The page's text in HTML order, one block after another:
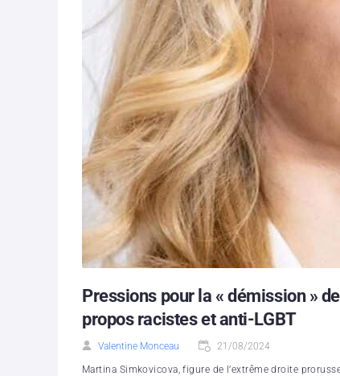
Pressions pour la « démission »
propos racistes et anti-LGBT
Valentine Monceau 21/08/2024
Martina Simkovicova, figure de l’extrême droite